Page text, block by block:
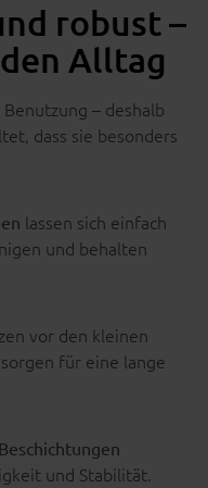
robust –
Alltag
– deshalb
dass sie besonders
lassen sich einfach
und behalten
vor den kleinen
für eine lange
und Stabilität.